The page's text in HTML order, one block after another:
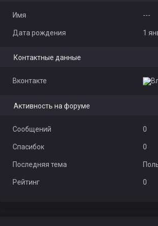
Имя ---
Дата рождения 1
Контактные данные
Вконтакте
Активность на форуме
Сообщений 0
Спасибок 0
Последняя тема
Рейтинг 0